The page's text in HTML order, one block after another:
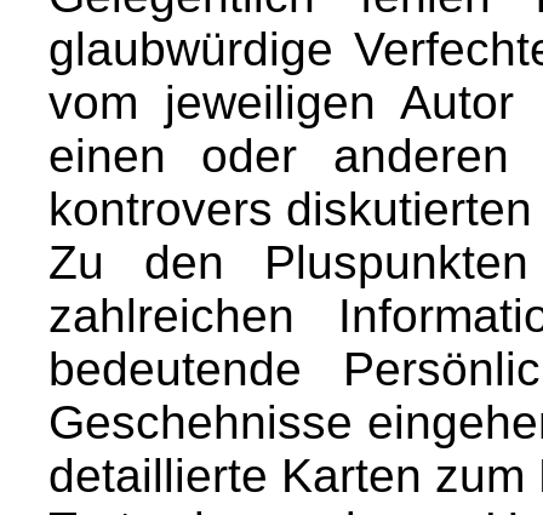
glaubwürdige
vom jeweiligen Autor
einen oder
kontrovers
Zu den
zahlreichen
bedeutende
Geschehnisse
detaillierte Karten